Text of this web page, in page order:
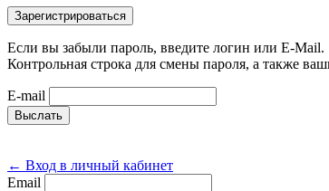
Если вы забыли пароль, введите логин или E-Mail.
Контрольная строка для смены пароля, а также
E-mail
← Вход в личный кабинет
Email